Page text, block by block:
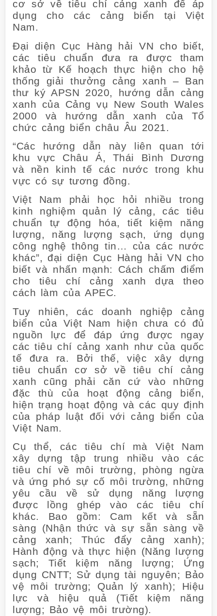
cơ sở về tiêu chí cảng xanh để áp
dụng cho các cảng biển tại Việt
Nam.
Đại diện Cục Hàng hải VN cho biết,
các tiêu chuẩn đưa ra được tham
khảo từ Kế hoạch thực hiện cho hệ
thống giải thưởng cảng xanh – Ban
thư ký APSN 2020, hướng dẫn cảng
xanh của Cảng vụ New South Wales
2000 và hướng dẫn xanh của Tổ
chức cảng biển châu Âu 2021.
“Các hướng dẫn này liên quan tới
khu vực Châu Á, Thái Bình Dương
và nền kinh tế các nước trong khu
vực có sự tương đồng.
Việt Nam phải học hỏi nhiều trong
kinh nghiệm quản lý cảng, các tiêu
chuẩn tự động hóa, tiết kiệm năng
lượng, năng lượng sạch, ứng dụng
công nghệ thông tin… của các nước
khác”, đại diện Cục Hàng hải VN cho
biết và nhấn mạnh: Cách chấm điểm
cho tiêu chí cảng xanh dựa theo
cách làm của APEC.
Tuy nhiên, các doanh nghiệp cảng
biển của Việt Nam hiện chưa có đủ
nguồn lực để đáp ứng được ngay
các tiêu chí cảng xanh như của quốc
tế đưa ra. Bởi thế, việc xây dựng
tiêu chuẩn cơ sở về tiêu chí cảng
xanh cũng phải căn cứ vào những
đặc thù của hoạt động cảng biển,
hiện trạng hoạt động và các quy định
của pháp luật đối với cảng biển của
Việt Nam.
Cụ thể, các tiêu chí mà Việt Nam
xây dựng tập trung nhiều vào các
tiêu chí về môi trường, phòng ngừa
và ứng phó sự cố môi trường, những
yêu cầu về sử dụng năng lượng
được lồng ghép vào các tiêu chí
khác. Bao gồm: Cam kết và sẵn
sàng (Nhận thức và sự sẵn sàng về
cảng xanh; Thúc đẩy cảng xanh);
Hành động và thực hiện (Năng lượng
sạch; Tiết kiệm năng lượng; Ứng
dụng CNTT; Sử dụng tài nguyên; Bảo
vệ môi trường; Quản lý xanh); Hiệu
lực và hiệu quả (Tiết kiệm năng
lượng; Bảo vệ môi trường).